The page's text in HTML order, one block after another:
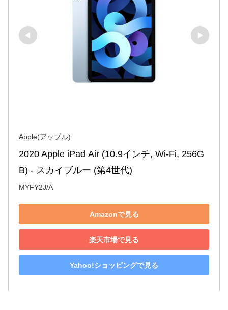
Apple(アップル)
2020 Apple iPad Air (10.9インチ, Wi-Fi, 256G
B) - スカイブルー (第4世代)
MYFY2J/A
Amazonで見る
楽天市場で見る
Yahoo!ショッピングで見る